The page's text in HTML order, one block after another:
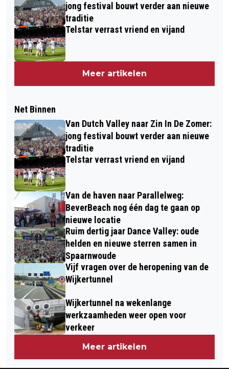
jong festival bouwt verder aan nieuwe
traditie
Telstar verrast vriend en vijand
Meer artikelen
Net Binnen
Van Dutch Valley naar Zin In De Zomer:
jong festival bouwt verder aan nieuwe
traditie
Telstar verrast vriend en vijand
Van de haven naar Parallelweg:
BeverBeach nog één dag te gaan op
nieuwe locatie
Ruim dertig jaar Dance Valley: oude
helden en nieuwe sterren samen in
Spaarnwoude
Vijf vragen over de heropening van de
Wijkertunnel
Wijkertunnel na wekenlange
werkzaamheden weer open voor
verkeer
Meer artikelen